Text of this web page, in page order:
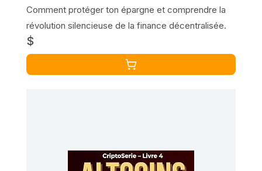
Comment protéger ton épargne et comprendre la
révolution silencieuse de la finance décentralisée.
$